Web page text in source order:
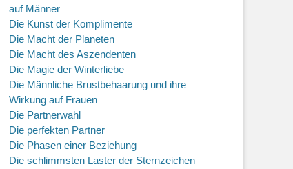
auf Männer
Die Kunst der Komplimente
Die Macht der Planeten
Die Macht des Aszendenten
Die Magie der Winterliebe
Die Männliche Brustbehaarung und ihre
Wirkung auf Frauen
Die Partnerwahl
Die perfekten Partner
Die Phasen einer Beziehung
Die schlimmsten Laster der Sternzeichen